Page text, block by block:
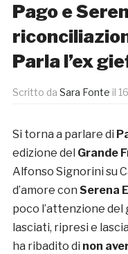
Pago e
Parla l’ex
Scritto da Sara Fonte il
Si torna a parlare di
edizione del Grande
Alfonso Signorini su
d’amore con Serena
poco l’attenzione del
lasciati, ripresi e
ha ribadito di non